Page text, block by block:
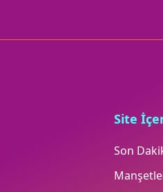
Site
Son